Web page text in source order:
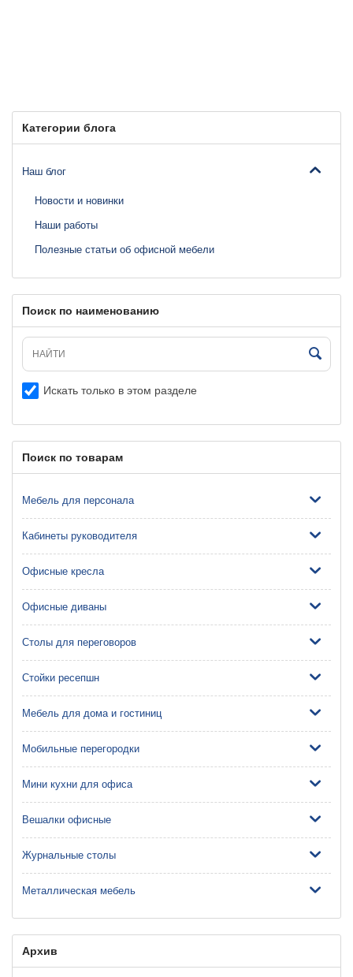
Категории блога
Наш блог
Новости и новинки
Наши работы
Полезные статьи об офисной мебели
Поиск по наименованию
Искать только в этом разделе
Поиск по товарам
Мебель для персонала
Кабинеты руководителя
Офисные кресла
Офисные диваны
Столы для переговоров
Стойки ресепшн
Мебель для дома и гостиниц
Мобильные перегородки
Мини кухни для офиса
Вешалки офисные
Журнальные столы
Металлическая мебель
Архив